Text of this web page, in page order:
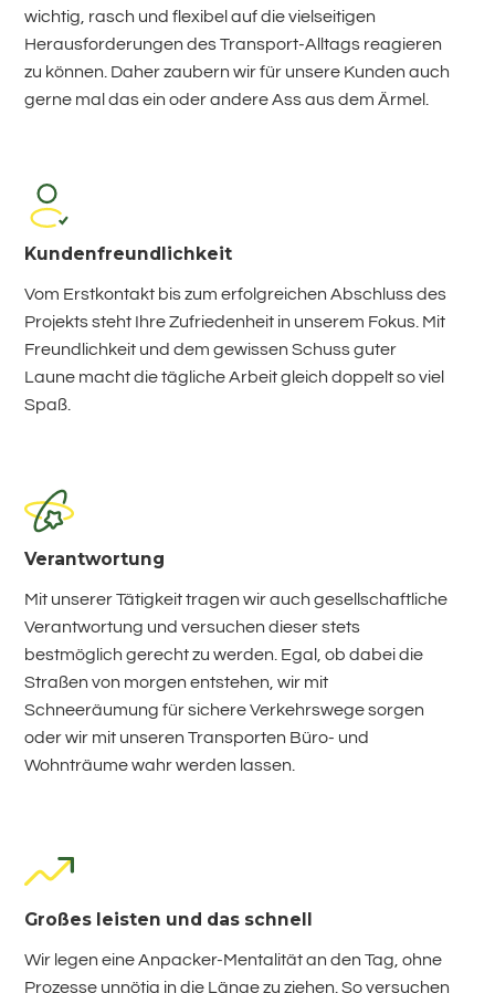
wichtig, rasch und flexibel auf die vielseitigen
Herausforderungen des Transport-Alltags reagieren
zu können. Daher zaubern wir für unsere Kunden auch
gerne mal das ein oder andere Ass aus dem Ärmel.
Kundenfreundlichkeit
Vom Erstkontakt bis zum erfolgreichen Abschluss des
Projekts steht Ihre Zufriedenheit in unserem Fokus. Mit
Freundlichkeit und dem gewissen Schuss guter
Laune macht die tägliche Arbeit gleich doppelt so viel
Spaß.
Verantwortung
Mit unserer Tätigkeit tragen wir auch gesellschaftliche
Verantwortung und versuchen dieser stets
bestmöglich gerecht zu werden. Egal, ob dabei die
Straßen von morgen entstehen, wir mit
Schneeräumung für sichere Verkehrswege sorgen
oder wir mit unseren Transporten Büro- und
Wohnträume wahr werden lassen.
Großes leisten und das schnell
Wir legen eine Anpacker-Mentalität an den Tag, ohne
Prozesse unnötig in die Länge zu ziehen. So versuchen